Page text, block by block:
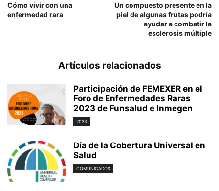
Cómo vivir con una
enfermedad rara
Un compuesto presente en la
piel de algunas frutas podría
ayudar a combatir la
esclerosis múltiple
Artículos relacionados
Participación de FEMEXER en el
Foro de Enfermedades Raras
2023 de Funsalud e Inmegen
2023
Día de la Cobertura Universal en
Salud
COMUNICADOS